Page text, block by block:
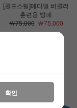
[콜드스틸]메디벌 버클러
훈련용 방패
￦75,000￦75,000
확인